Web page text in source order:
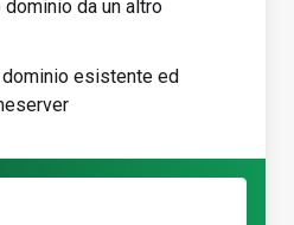
da un altro
esistente ed